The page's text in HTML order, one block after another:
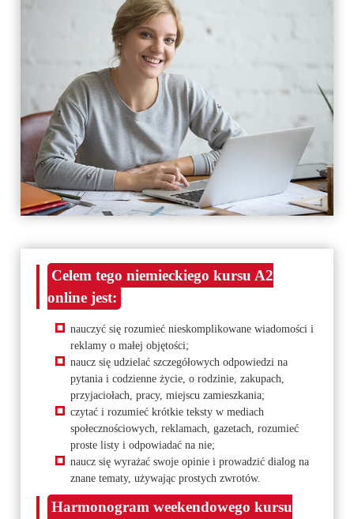
Celem tego niemieckiego kursu A2
online jest:
nauczyć się rozumieć nieskomplikowane wiadomości i
reklamy o małej objętości;
naucz się udzielać szczegółowych odpowiedzi na
pytania i codzienne życie, o rodzinie, zakupach,
przyjaciołach, pracy, miejscu zamieszkania;
czytać i rozumieć krótkie teksty w mediach
społecznościowych, reklamach, gazetach, rozumieć
proste listy i odpowiadać na nie;
naucz się wyrażać swoje opinie i prowadzić dialog na
znane tematy, używając prostych zwrotów.
Harmonogram weekendowego kursu